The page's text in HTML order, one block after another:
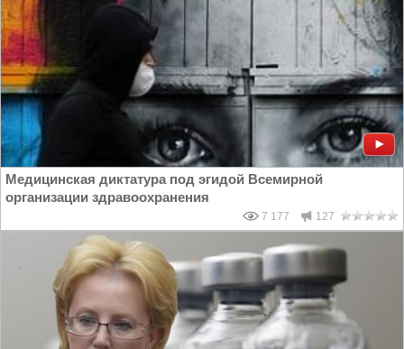
Медицинская диктатура под эгидой Всемирной
организации здравоохранения
7 177 127